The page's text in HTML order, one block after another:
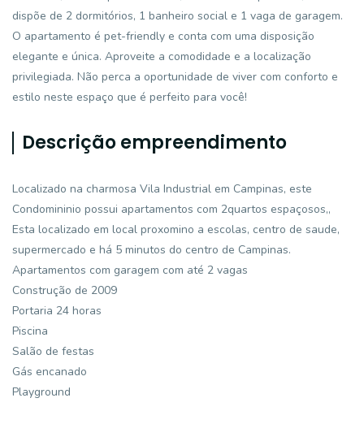
dispõe de 2 dormitórios, 1 banheiro social e 1 vaga de garagem.
O apartamento é pet-friendly e conta com uma disposição
elegante e única. Aproveite a comodidade e a localização
privilegiada. Não perca a oportunidade de viver com conforto e
estilo neste espaço que é perfeito para você!
Descrição empreendimento
Localizado na charmosa Vila Industrial em Campinas, este
Condomininio possui apartamentos com 2quartos espaçosos,,
Esta localizado em local proxomino a escolas, centro de saude,
supermercado e há 5 minutos do centro de Campinas.
Apartamentos com garagem com até 2 vagas
Construção de 2009
Portaria 24 horas
Piscina
Salão de festas
Gás encanado
Playground